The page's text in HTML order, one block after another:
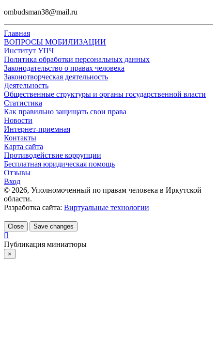
ombudsman38@mail.ru
Главная
ВОПРОСЫ МОБИЛИЗАЦИИ
Институт УПЧ
Политика обработки персональных данных
Законодательство о правах человека
Законотворческая деятельность
Деятельность
Общественные структуры и органы государственной власти
Статистика
Как правильно защищать свои права
Новости
Интернет-приемная
Контакты
Карта сайта
Противодействие коррупции
Бесплатная юридическая помощь
Отзывы
Вход
© 2026, Уполномоченный по правам человека в Иркутской
области.
Разработка сайта: Виртуальные технологии
Close Save changes
Публикация миниатюры
×